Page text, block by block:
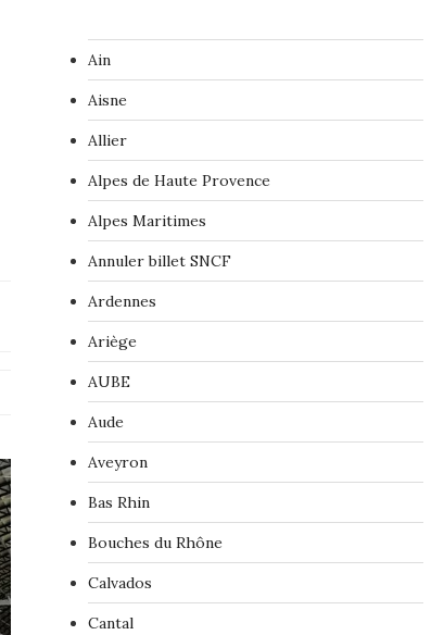
Ain
Aisne
Allier
Alpes de Haute Provence
Alpes Maritimes
Annuler billet SNCF
Ardennes
Ariège
AUBE
Aude
Aveyron
Bas Rhin
Bouches du Rhône
Calvados
Cantal